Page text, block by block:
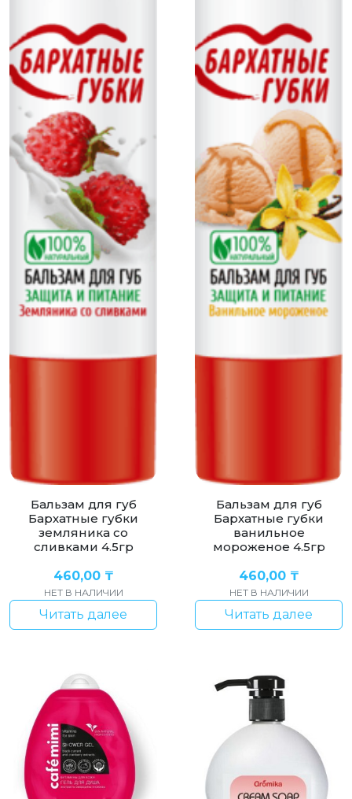
Бальзам для губ
Бархатные губки
земляника со
сливками 4.5гр
460,00 ₸
НЕТ В НАЛИЧИИ
Читать далее
Бальзам для губ
Бархатные губки
ванильное
мороженое 4.5гр
460,00 ₸
НЕТ В НАЛИЧИИ
Читать далее